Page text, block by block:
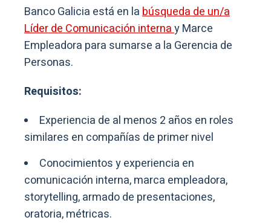
Banco Galicia está en labúsqueda de un/a
Líder de Comunicación internay Marce
Empleadora para sumarse a la Gerencia de
Personas.
Requisitos:
Experiencia de al menos 2 años en roles
similares en compañías de primer nivel
Conocimientos y experiencia en
comunicación interna, marca empleadora,
storytelling, armado de presentaciones,
oratoria, métricas.